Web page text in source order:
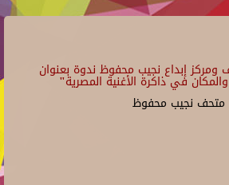
ومركز إبداع نجيب محفوظ ندوة بعنوان
في ذاكرة الأغنية المصرية"
متحف نجيب محفوظ